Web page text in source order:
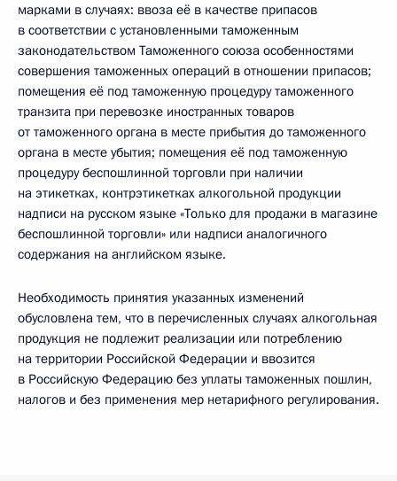
марками в случаях: ввоза её в качестве припасов
в соответствии с установленными таможенным
законодательством Таможенного союза особенностями
совершения таможенных операций в отношении припасов;
помещения её под таможенную процедуру таможенного
транзита при перевозке иностранных товаров
от таможенного органа в месте прибытия до таможенного
органа в месте убытия; помещения её под таможенную
процедуру беспошлинной торговли при наличии
на этикетках, контрэтикетках алкогольной продукции
надписи на русском языке «Только для продажи в магазине
беспошлинной торговли» или надписи аналогичного
содержания на английском языке.
Необходимость принятия указанных изменений
обусловлена тем, что в перечисленных случаях алкогольная
продукция не подлежит реализации или потреблению
на территории Российской Федерации и ввозится
в Российскую Федерацию без уплаты таможенных пошлин,
налогов и без применения мер нетарифного регулирования.